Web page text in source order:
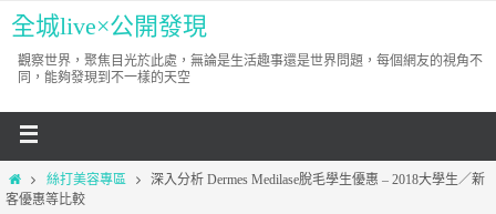
全城live×公開發現
觀察世界，聚焦目光於此處，無論是生活趣事還是世界問題，每個網友的視角不
同，能夠發現到不一樣的天空
絲打美容專區
深入分析 Dermes Medilase脫毛學生優惠 – 2018大學生／新
客優惠等比較